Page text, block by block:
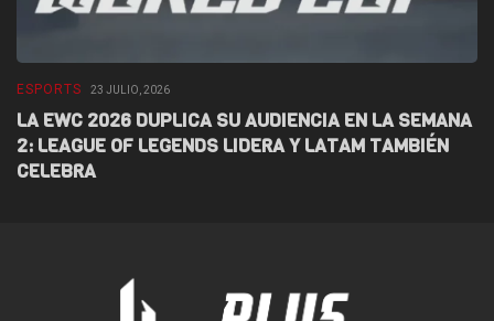
ESPORTS 23 JULIO, 2026
LA EWC 2026 DUPLICA SU AUDIENCIA EN LA SEMANA
2: LEAGUE OF LEGENDS LIDERA Y LATAM TAMBIÉN
CELEBRA